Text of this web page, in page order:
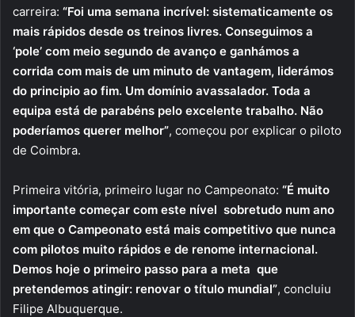
carreira: “Foi uma semana incrível: sistematicamente os
mais rápidos desde os treinos livres. Conseguimos a
‘pole’ com meio segundo de avanço e ganhámos a
corrida com mais de um minuto de vantagem, liderámos
do principio ao fim. Um domínio avassalador. Toda a
equipa está de parabéns pelo excelente trabalho. Não
poderíamos querer melhor”, começou por explicar o piloto
de Coimbra.
Primeira vitória, primeiro lugar no Campeonato: “É muito
importante começar com este nível sobretudo num ano
em que o Campeonato está mais competitivo que nunca
com pilotos muito rápidos e de renome internacional.
Demos hoje o primeiro passo para a meta que
pretendemos atingir: renovar o título mundial”, concluiu
Filipe Albuquerque.